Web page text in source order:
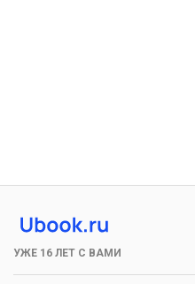
УЖЕ 16 ЛЕТ С ВАМИ